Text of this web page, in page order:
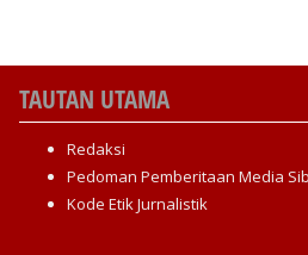
TAUTAN UTAMA
Redaksi
Pedoman Pemberitaan Media
Kode Etik Jurnalistik